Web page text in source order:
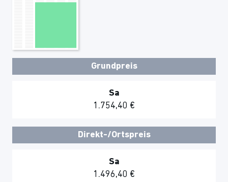
Grundpreis
Sa
1.754,40 €
Direkt-/Ortspreis
Sa
1.496,40 €